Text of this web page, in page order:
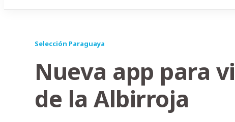
Selección Paraguaya
Nueva app para
de la Albirroja